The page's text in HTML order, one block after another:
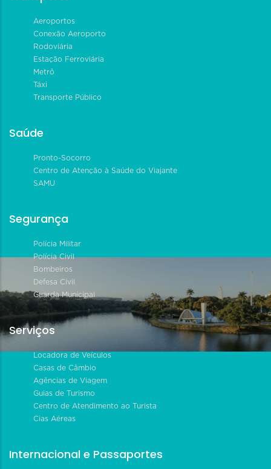
Aeroportos
Conexão Aeroporto
Rodoviária
Estação Ferroviária
Metrô
Táxi
Transporte Público
Saúde
Pronto-Socorro
Centro de Atenção à Saúde do Viajante
SAMU
Segurança
Polícia Militar
Polícia Civil
Bombeiros
Defesa Civil
Guarda Municipal
Serviços
Locadora de Veículos
Casas de Câmbio
Agências de Viagem
Guias de Turismo
Centro de Atendimento ao Turista
Cias Aéreas
Internacional e Passaportes